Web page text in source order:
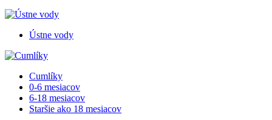
Ústne vody
Cumlíky
0-6 mesiacov
6-18 mesiacov
Staršie ako 18 mesiacov